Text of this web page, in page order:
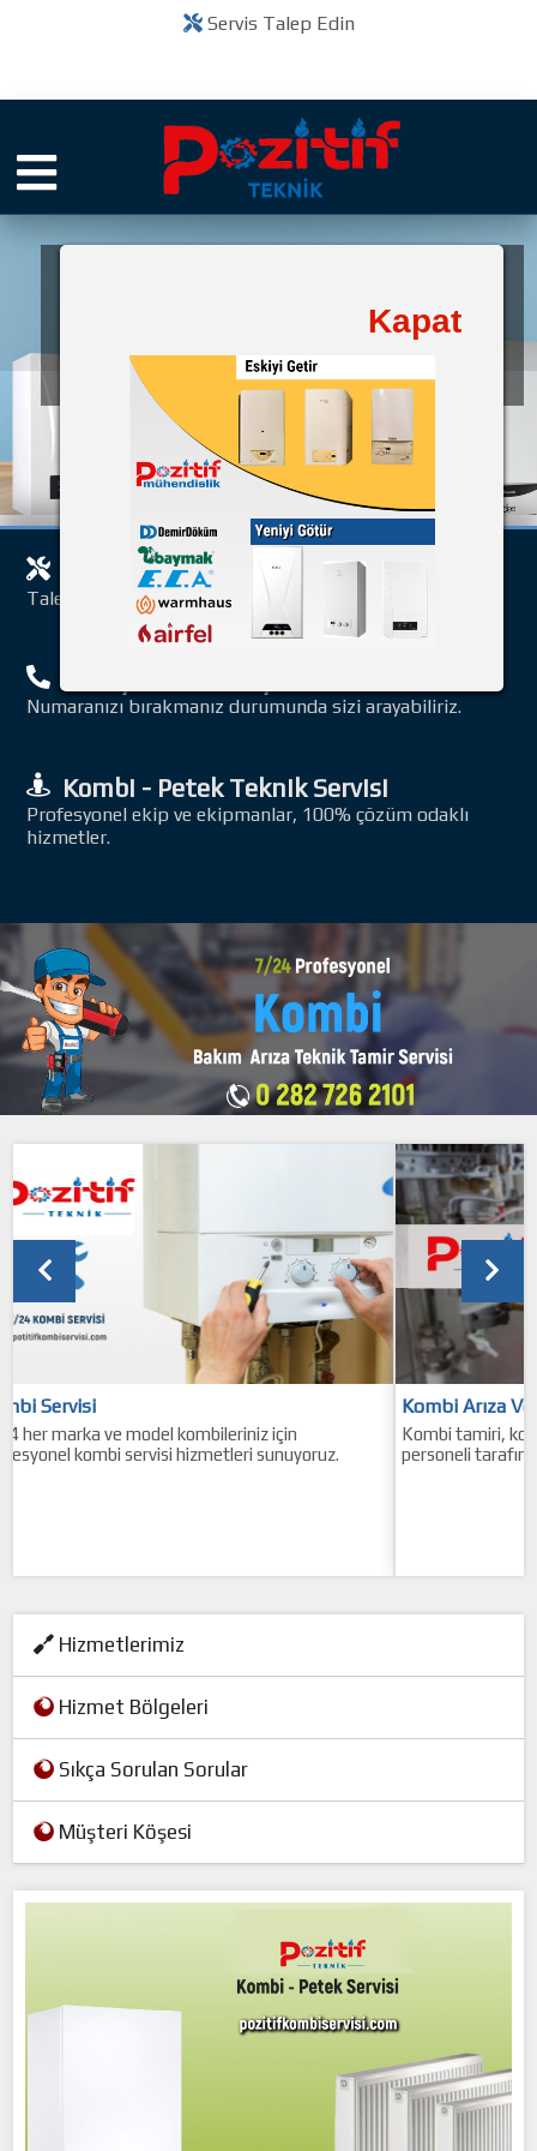
Servis Talep Edin
bir Kuruluşudur
Kapat
Servis Telap Edin. Tıklayın
Talebniz iletmeniz durumunda hemen sizi arıyoruz.
Numaranızı bırakmanız durumunda sizi arayabiliriz.
Kombi - Petek Teknik Servisi
Profesyonel ekip ve ekipmanlar, 100% çözüm odaklı
hizmetler.
için
sunuyoruz.
Kombi tamiri, konusunda uzman bir teknik
personeli tarafından gerçekleştirilmelidir.
Hizmetlerimiz
Hizmet Bölgeleri
Sıkça Sorulan Sorular
Müşteri Köşesi